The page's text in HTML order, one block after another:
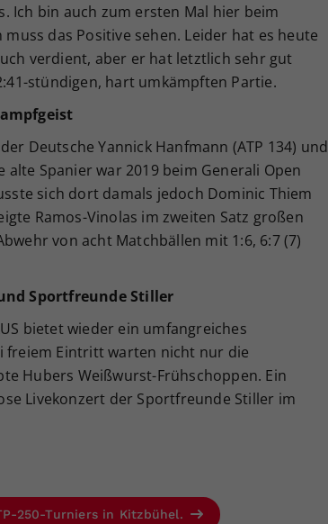
Ich bin auch zum ersten Mal hier beim
das Positive sehen. Leider hat es heute
verdient, aber er hat letztlich sehr gut
stündigen, hart umkämpften Partie.
Deutsche Yannick Hanfmann (ATP 134) und
alte Spanier war 2019 beim Generali Open
sich dort damals jedoch Dominic Thiem
Ramos-Vinolas im zweiten Satz großen
von acht Matchbällen mit 1:6, 6:7 (7)
Sportfreunde Stiller
bietet wieder ein umfangreiches
freiem Eintritt warten nicht nur die
Hubers Weißwurst-Frühschoppen. Ein
Livekonzert der Sportfreunde Stiller im
250-Turniers in Kitzbühel.